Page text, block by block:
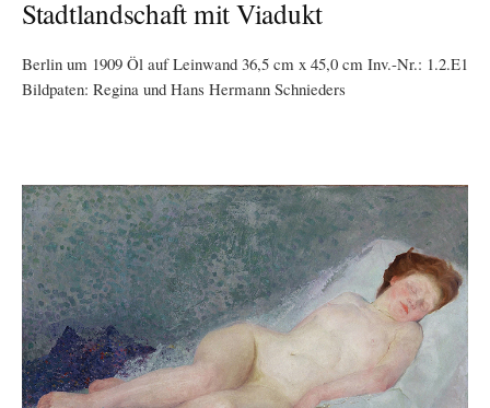
Stadtlandschaft mit Viadukt
Berlin um 1909 Öl auf Leinwand 36,5 cm x 45,0 cm Inv.-Nr.: 1.2.E1
Bildpaten: Regina und Hans Hermann Schnieders